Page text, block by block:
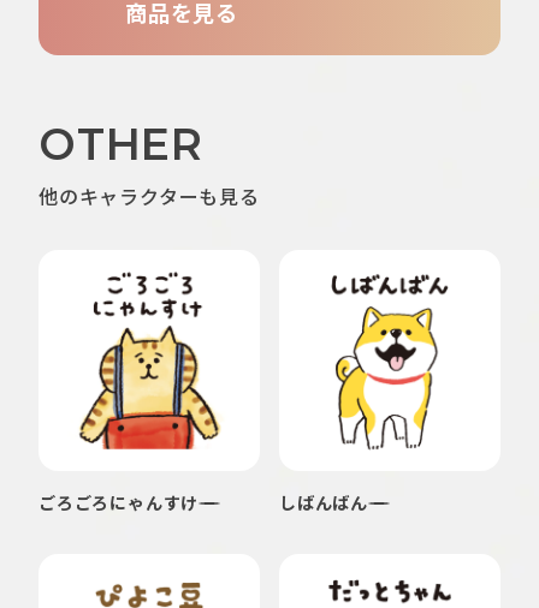
商品を見る
OTHER
他のキャラクターも見る
ごろごろにゃんすけ しばんばん